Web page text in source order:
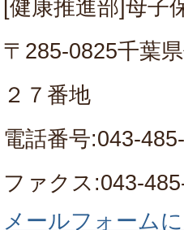
[健康推進部]母子
〒285-0825千葉
２７番地
電話番号:043-
ファクス:043-
メールフォーム